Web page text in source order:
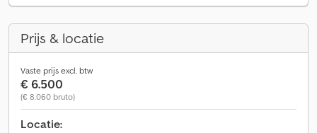
Prijs & locatie
Vaste prijs excl. btw
€ 6.500
(€ 8.060 bruto)
Locatie: